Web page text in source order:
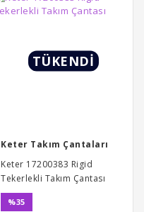
TÜKENDİ
Keter Takım Çantaları
Keter 17200383 Rigid
Tekerlekli Takım Çantası
%35